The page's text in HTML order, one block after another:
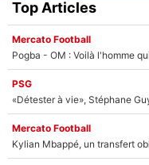
Top Articles
Mercato Football
Pogba - OM : Voilà l'homme
PSG
«Détester à vie», Stéphane
Mercato Football
Kylian Mbappé, un transfert